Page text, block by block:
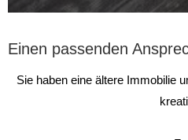
Einen passenden
Sie haben eine ältere Immobilie